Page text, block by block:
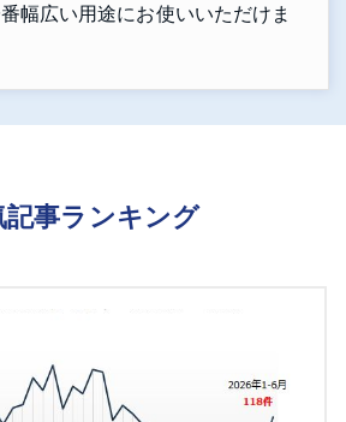
幅広い用途にお使いいただけま
記事ランキング